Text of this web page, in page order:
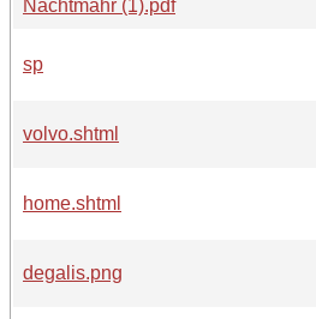
Nachtmahr (1).pdf
sp
volvo.shtml
home.shtml
degalis.png